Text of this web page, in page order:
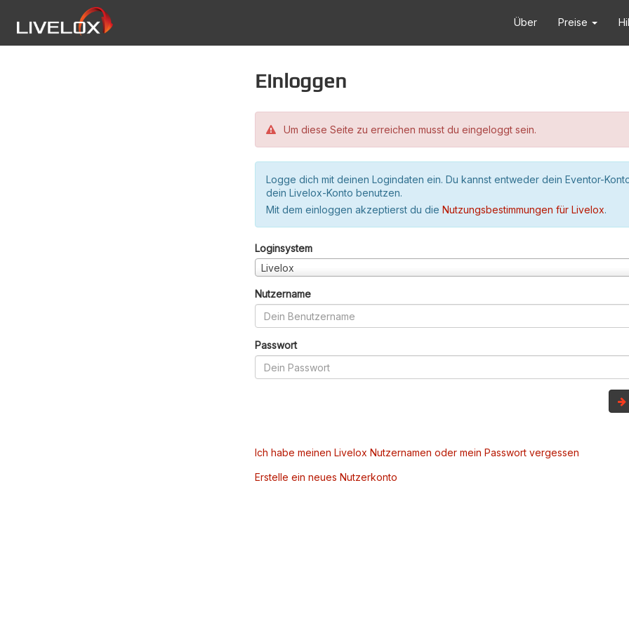
Über Preise
Einloggen
Um diese Seite zu erreichen musst du eingeloggt sein.
Logge dich mit deinen Logindaten ein. Du kannst entweder dein Eventor-
dein Livelox-Konto benutzen.
Mit dem einloggen akzeptierst du die Nutzungsbestimmungen für Livelox.
Loginsystem
Livelox
Nutzername
Passwort
Ich habe meinen Livelox Nutzernamen oder mein Passwort vergessen
Erstelle ein neues Nutzerkonto